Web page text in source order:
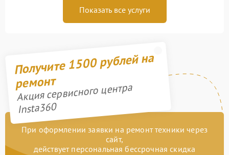
Показать все услуги
Получите 1500 рублей на
ремонт
Акция сервисного центра
Insta360
При оформлении заявки на ремонт техники через
сайт,
действует персональная бессрочная скидка